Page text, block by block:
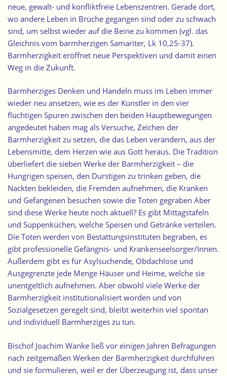
neue, gewalt- und konfliktfreie Lebenszentren. Gerade dort,
wo andere Leben in Brüche gegangen sind oder zu schwach
sind, um selbst wieder auf die Beine zu kommen (vgl. das
Gleichnis vom barmherzigen Samariter, Lk 10,25-37).
Barmherzigkeit eröffnet neue Perspektiven und damit einen
Weg in die Zukunft.
Barmherziges Denken und Handeln muss im Leben immer
wieder neu ansetzen, wie es der Künstler in den vier
flüchtigen Spuren zwischen den beiden Hauptbewegungen
angedeutet haben mag als Versuche, Zeichen der
Barmherzigkeit zu setzen, die das Leben verändern, aus der
Lebensmitte, dem Herzen wie aus Gott heraus. Die Tradition
überliefert die sieben Werke der Barmherzigkeit – die
Hungrigen speisen, den Durstigen zu trinken geben, die
Nackten bekleiden, die Fremden aufnehmen, die Kranken
und Gefangenen besuchen sowie die Toten gegraben Aber
sind diese Werke heute noch aktuell? Es gibt Mittagstafeln
und Suppenküchen, welche Speisen und Getränke verteilen.
Die Toten werden von Bestattungsinstituten begraben, es
gibt professionelle Gefängnis- und Krankenseelsorger/Innen.
Außerdem gibt es für Asylsuchende, Obdachlose und
Ausgegrenzte jede Menge Häuser und Heime, welche sie
unentgeltlich aufnehmen. Aber obwohl viele Werke der
Barmherzigkeit institutionalisiert worden und von
Sozialgesetzen geregelt sind, bleibt weiterhin viel spontan
und individuell Barmherziges zu tun.
Bischof Joachim Wanke ließ vor einigen Jahren Befragungen
nach zeitgemäßen Werken der Barmherzigkeit durchführen
und sie formulieren, weil er der Überzeugung ist, dass unser